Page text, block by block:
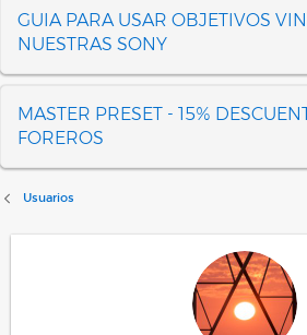
GUIA PARA USAR OBJETIVOS
NUESTRAS SONY
MASTER PRESET - 15%
FOREROS
Usuarios